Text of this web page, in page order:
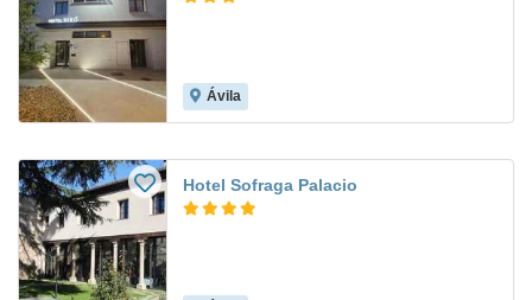
Ávila
Hotel Sofraga Palacio